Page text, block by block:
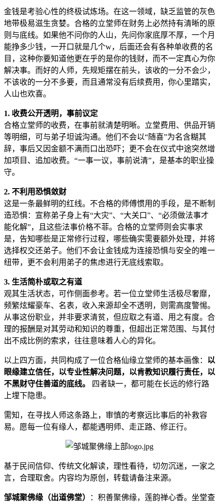
金钱是考验心性的终极试炼场。在这一领域，缺乏监管的灰色
地带极易滋生贪婪。合格的立堂师在财务上必然持有清晰的原
则与底线。如果他不问你的人山，先问你家底厚不厚，一个月
能挣多少钱，一开口就是几个w，后面还会有各种单收费的名
目，这种你要知道他更在乎的是你的钱财，而不一定真心为你
解决事。而好的人师，先规矩摆在前头，该收的一分不会少，
不该收的一分不多要，而且通常没有后续费用，你心里踏实，
人山也欢喜。
1. 收费公开透明，事前议定
合格立堂师的收费，在事前就清楚明晰。立堂费用、供品开销
等明细，可与弟子坦诚沟通。他们不会以“随喜”为名含糊其
辞，事后又因金额不满而口出恐吓；更不会在仪式中途突然增
加项目、追加收费。“一事一议，事前说清”，是基本的职业操
守。
2. 不利用恐惧敛财
这是一条最鲜明的红线。不合格的师傅惯用的手段，是不断制
造恐惧：宣称弟子身上有“大灾”、“大关口”、“必须做法事才
能化解”，且这些法事价格不菲。合格的立堂师则会实事求
是，告知哪些是正常修行过程，哪些确实需要额外处理，并将
选择权交还弟子。他们不会让金钱成为连接恐惧与安全的唯一
纽带，更不会利用弟子的焦虑进行无底线索取。
3. 生活简朴或取之有道
观其生活状态，可作侧面参考。若一位立堂师生活极尽奢靡，
频繁炫耀豪车、名表，收入来源却全不透明，则需高度警惕。
从事这份职业，并非要求清贫，但应取之有道、用之有度。合
理的报酬是对其劳动和知识的尊重，但超出正常范围、与其付
出不成比例的索求，往往意味着人心的异化。
以上四方面，共同构成了一位合格仙缘立堂师的基本画像： 以
眼缘建立信任，以专业性解决问题，以肯教知识履行责任，以
不黑财守住善道的底线。
四者缺一，都可能在长远的修行路
上埋下隐患。
需知，在寻找人师这条路上，审慎的考察远比事后的补救容
易。愿每一位有缘人，都能遇明师、走正路、修正行。
基于民间信仰、传统文化解读，理性看待，切勿沉迷，一家之
言，合理取舍。内容均为原创，转载请备注来源。
邹城聚佛缘（出道佛堂）
：积善聚佛缘，莲韵禅心香。坐堂查